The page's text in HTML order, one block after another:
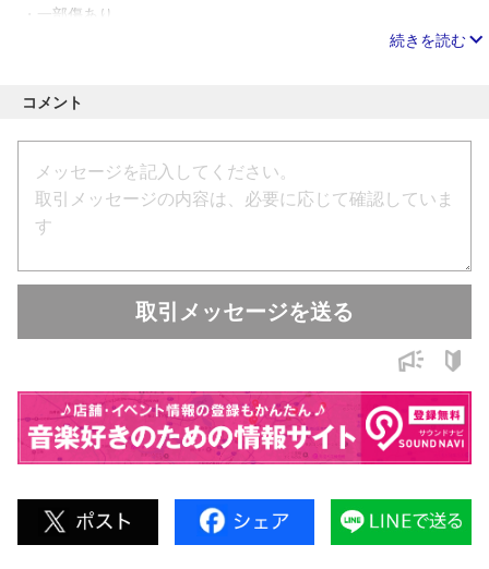
・一部傷あり
当方の環境（MacBook Pro + macOS）にて安定動作を確認して
おります
FireWire機材は接続環境（OS・ドライバ・構成）により挙動が
変わる場合があります
ご不明な点はお気軽にご質問ください
丁寧に梱包し迅速に発送いたします
Metric Halo ULN-2
メトリックハロ
FireWireオーディオインターフェース
最終更新 : 2026/05/08
続きを読む
コメント
取引メッセージを送る